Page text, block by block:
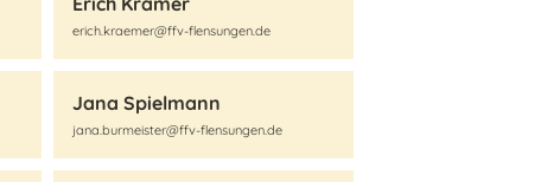
erich.kraemer@ffv-flensungen.de
Jana Spielmann
jana.burmeister@ffv-flensungen.de